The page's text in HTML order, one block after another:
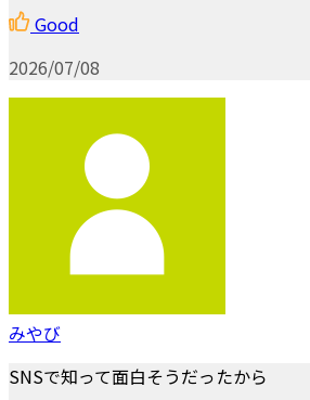
Good
2026/07/08
みやび
SNSで知って面白そうだったから